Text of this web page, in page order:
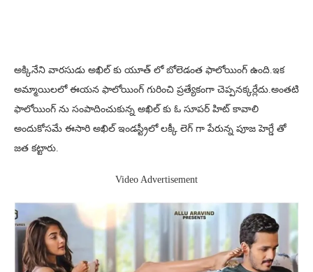
అక్కినేని వారసుడు అఖిల్ కు యూత్ లో బోలెడంత ఫాలోయింగ్ ఉంది.ఇక
అమ్మాయిలలో ఈయన ఫాలోయింగ్ గురించి ప్రత్యేకంగా చెప్పనక్కర్లేదు.అంతటి
ఫాలోయింగ్ ను సంపాదించుకున్న అఖిల్ కు ఓ సూపర్ హిట్ కావాలి
అందుకోసమే ఈసారి అఖిల్ ఇండస్ట్రీలో లక్కీ లెగ్ గా పేరున్న పూజ హెగ్డే తో
జత కట్టారు.
Video Advertisement